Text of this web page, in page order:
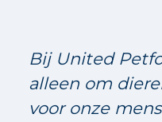
Bij United
alleen om
voor onze